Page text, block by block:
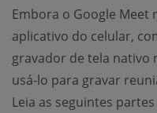
Embora o Google Meet
aplicativo do celular,
gravador de tela nativo
usá-lo para gravar
Leia as seguintes